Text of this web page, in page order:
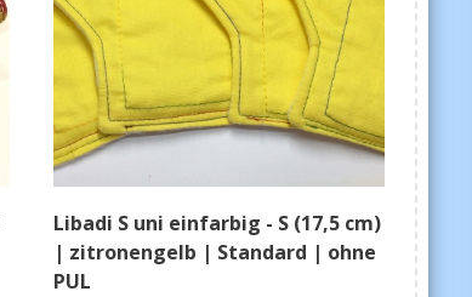
Libadi S uni einfarbig - S (17,5 cm)
| zitronengelb | Standard | ohne
PUL